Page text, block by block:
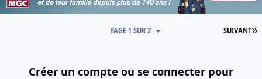
SUIVANT
PAGE 1 SUR 2
Créer un compte ou se connecter pour